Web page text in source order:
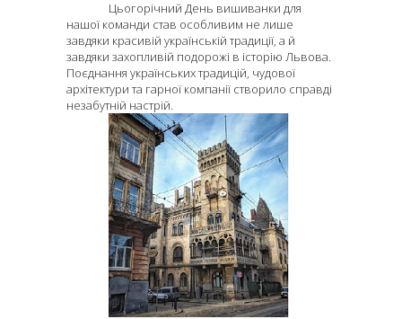
Цьогорічний День вишиванки для
нашої команди став особливим не лише
завдяки красивій українській традиції, а й
завдяки захопливій подорожі в історію Львова.
Поєднання українських традицій, чудової
архітектури та гарної компанії створило справді
незабутній настрій.